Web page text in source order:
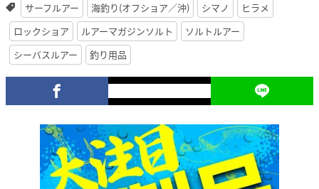
サーフルアー 海釣り(オフショア／沖) シマノ
ヒラメ
ロックショア
ルアーマガジンソルト
ソルトルアー
シーバスルアー
釣り用品